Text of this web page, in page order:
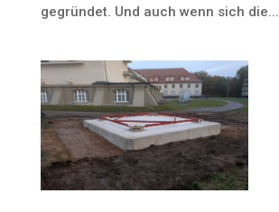
gegründet. Und auch wenn sich die...